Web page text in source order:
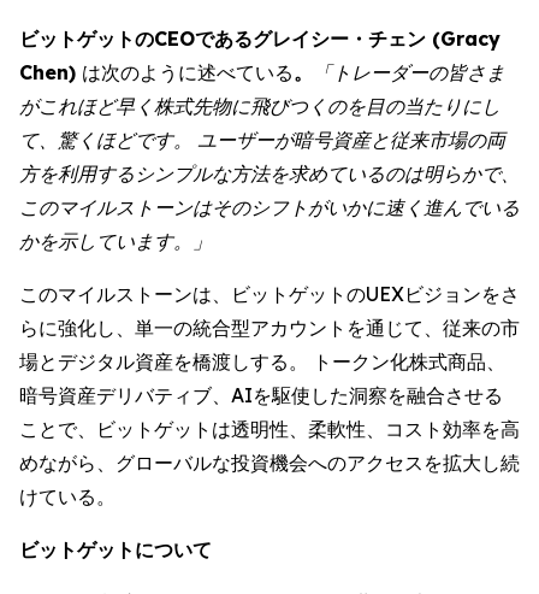
ビットゲットのCEOであるグレイシー・チェン (Gracy
Chen) は次のように述べている。
「トレーダーの皆さま
がこれほど早く株式先物に飛びつくのを目の当たりにし
て、驚くほどです。 ユーザーが暗号資産と従来市場の両
方を利用するシンプルな方法を求めているのは明らかで、
このマイルストーンはそのシフトがいかに速く進んでいる
かを示しています。」
このマイルストーンは、ビットゲットのUEXビジョンをさ
らに強化し、単一の統合型アカウントを通じて、従来の市
場とデジタル資産を橋渡しする。 トークン化株式商品、
暗号資産デリバティブ、AIを駆使した洞察を融合させる
ことで、ビットゲットは透明性、柔軟性、コスト効率を高
めながら、グローバルな投資機会へのアクセスを拡大し続
けている。
ビットゲットについて